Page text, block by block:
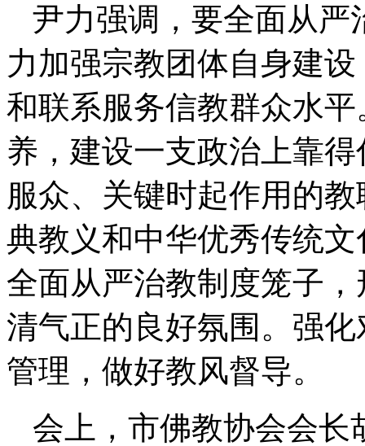
尹力强调，要全面从严
力加强宗教团体自身建
和联系服务信教群众水
养，建设一支政治上靠
服众、关键时起作用的
典教义和中华优秀传统
全面从严治教制度笼子
清气正的良好氛围。强
管理，做好教风督导。
会上，市佛教协会会长